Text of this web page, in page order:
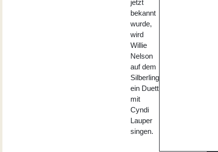
jetzt
bekannt
wurde,
wird
Willie
Nelson
auf dem
Silberling
ein Duett
mit
Cyndi
Lauper
singen.